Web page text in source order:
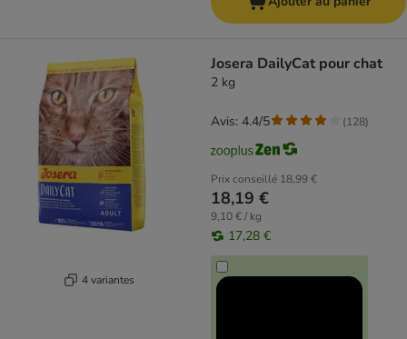
4 variantes
Josera DailyCat pour chat
2 kg
Prix conseillé 18,99 €
18,19 €
9,10 € / kg
17,28 €
Avis: 4.4/5 (128)